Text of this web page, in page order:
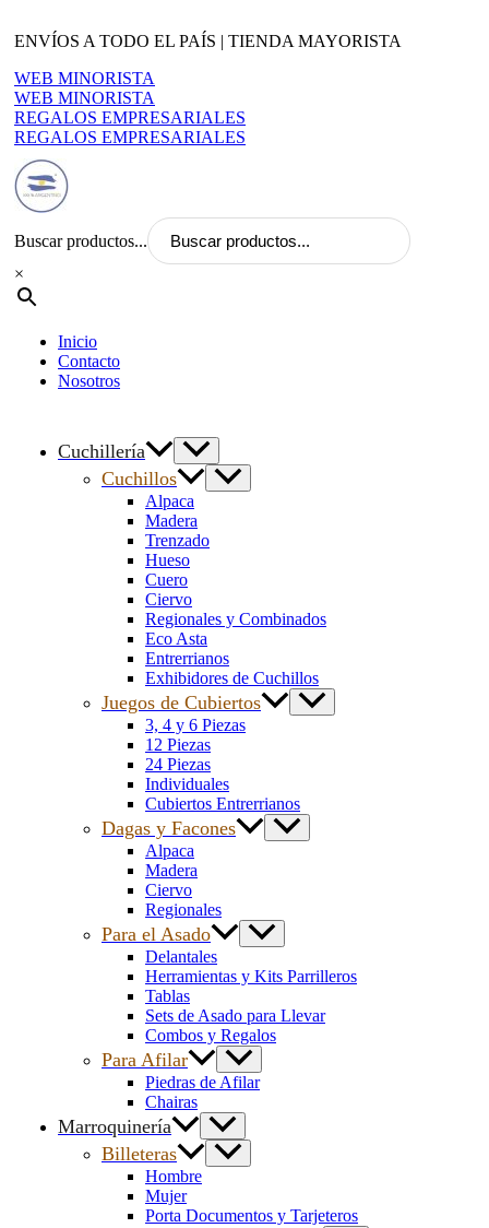
al
ENVÍOS A TODO EL PAÍS | TIENDA MAYORISTA
WEB MINORISTA
WEB MINORISTA
REGALOS EMPRESARIALES
REGALOS EMPRESARIALES
Buscar productos...
×
Inicio
Contacto
Nosotros
Cuchillería
Cuchillos
Alpaca
Madera
Trenzado
Hueso
Cuero
Ciervo
Regionales y Combinados
Eco Asta
Entrerrianos
Exhibidores de Cuchillos
Juegos de Cubiertos
3, 4 y 6 Piezas
12 Piezas
24 Piezas
Individuales
Cubiertos Entrerrianos
Dagas y Facones
Alpaca
Madera
Ciervo
Regionales
Para el Asado
Delantales
Herramientas y Kits Parrilleros
Tablas
Sets de Asado para Llevar
Combos y Regalos
Para Afilar
Piedras de Afilar
Chairas
Marroquinería
Billeteras
Hombre
Mujer
Porta Documentos y Tarjeteros